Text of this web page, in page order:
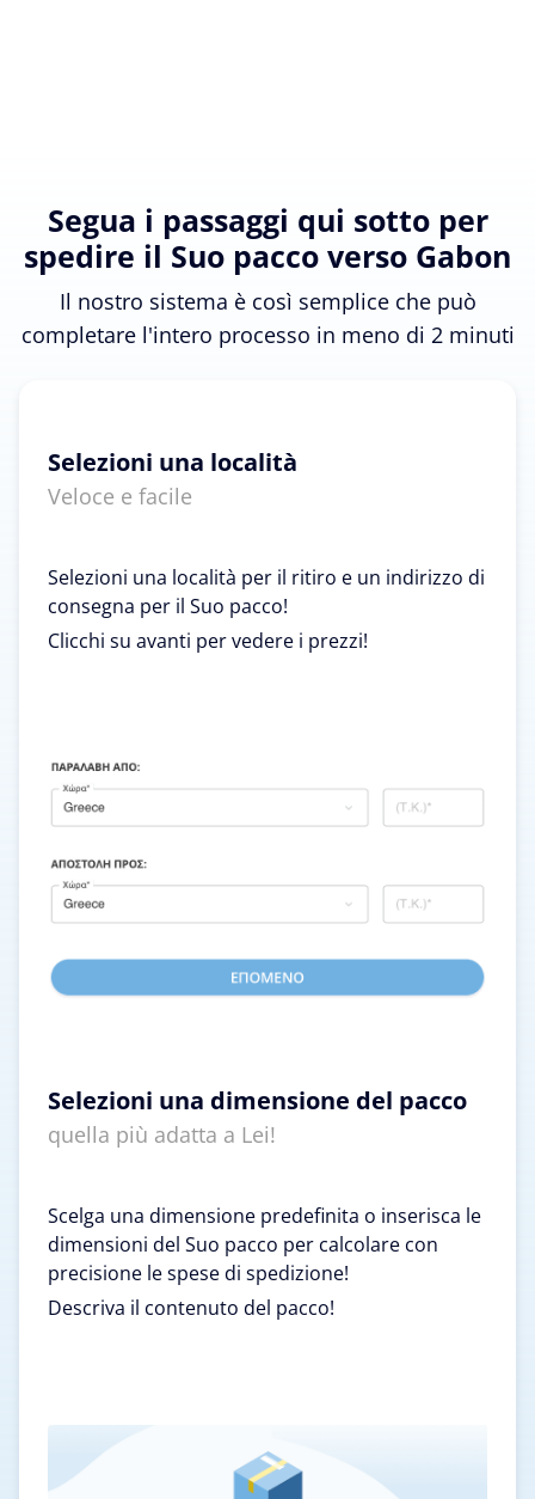
Segua i passaggi qui sotto per
spedire il Suo pacco verso Gabon
Il nostro sistema è così semplice che può
completare l'intero processo in meno di 2 minuti
Selezioni una località
Veloce e facile
Selezioni una località per il ritiro e un indirizzo di
consegna per il Suo pacco!
Clicchi su avanti per vedere i prezzi!
Selezioni una dimensione del pacco
quella più adatta a Lei!
Scelga una dimensione predefinita o inserisca le
dimensioni del Suo pacco per calcolare con
precisione le spese di spedizione!
Descriva il contenuto del pacco!